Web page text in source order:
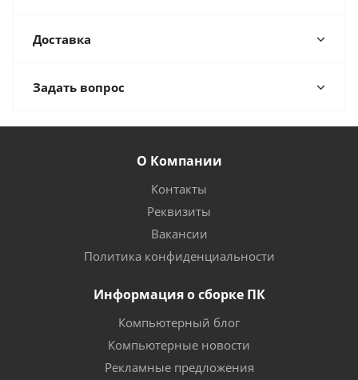
Доставка
Задать вопрос
О Компании
Контакты
Реквизиты
Вакансии
Политика конфиденциальности
Информация о сборке ПК
Компьютерный блог
Компьютерные новости
Рекламные предложения